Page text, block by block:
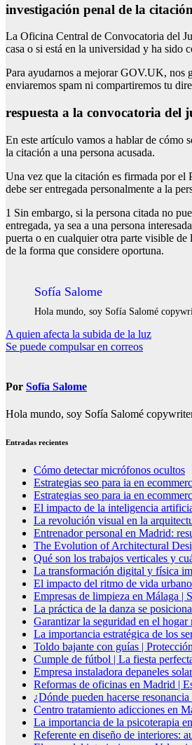
investigación penal de la
La Oficina Central de Convocatoria del
casa o si está en la universidad y ha
Para ayudarnos a mejorar GOV.UK, nos
enviaremos spam ni compartiremos tu
respuesta a la convocatoria del
En este artículo vamos a hablar de cómo
la citación a una persona acusada.
Una vez que la citación es firmada por el
debe ser entregada personalmente a la
1 Sin embargo, si la persona citada no
entregada, ya sea a una persona
puerta o en cualquier otra parte visible
de la forma que considere oportuna.
Sofía Salome
Hola mundo, soy Sofía Salomé
Navegación
de
A quien afecta la subida de la luz
Se puede compulsar en correos
Por Sofía Salome
Hola mundo, soy Sofía Salomé
Entradas recientes
Cómo detectar micrófonos ocultos
Estrategias seo para ia en
Estrategias seo para ia en
El impacto de la inteligencia
La revolución visual en la
Entrenador personal en Madrid:
The Evolution of Architectural
Qué son los trabajos verticales y
La transformación digital y física
El impacto del ritmo de vida
Empresas de limpieza en Málaga |
La práctica de la danza se
Garantizar la seguridad en el
La importancia estratégica de los
Toldo bajante con guías |
Cumple de fútbol | La fiesta
Empresa instaladora depaneles
Reformas de oficinas en Madrid |
¿Dónde pueden hacerse
Centro tratamiento adicciones en
La importancia de la psicoterapia
Referente en diseño de interiores: